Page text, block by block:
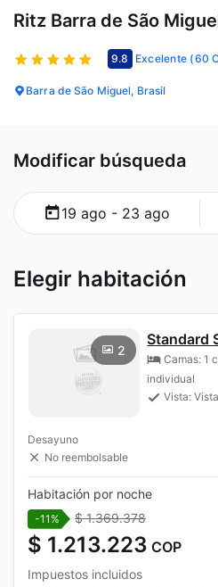
Ritz Barra de São
9.8 Excelente (60
Barra de São Miguel, Brasil
Modificar búsqueda
19 ago - 23 ago
Elegir habitación
2
Standard
Camas: 1
individual
Vista:
Desayuno
No reembolsable
Habitación por noche
-11% $ 1.369.378
$ 1.213.223 COP
Impuestos incluidos